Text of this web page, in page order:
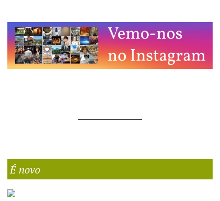
É novo